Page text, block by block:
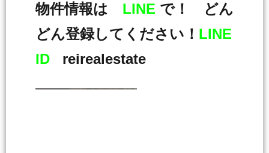
物件情報は LINE で！ どん
どん登録してください！ LINE
ID reirealestate